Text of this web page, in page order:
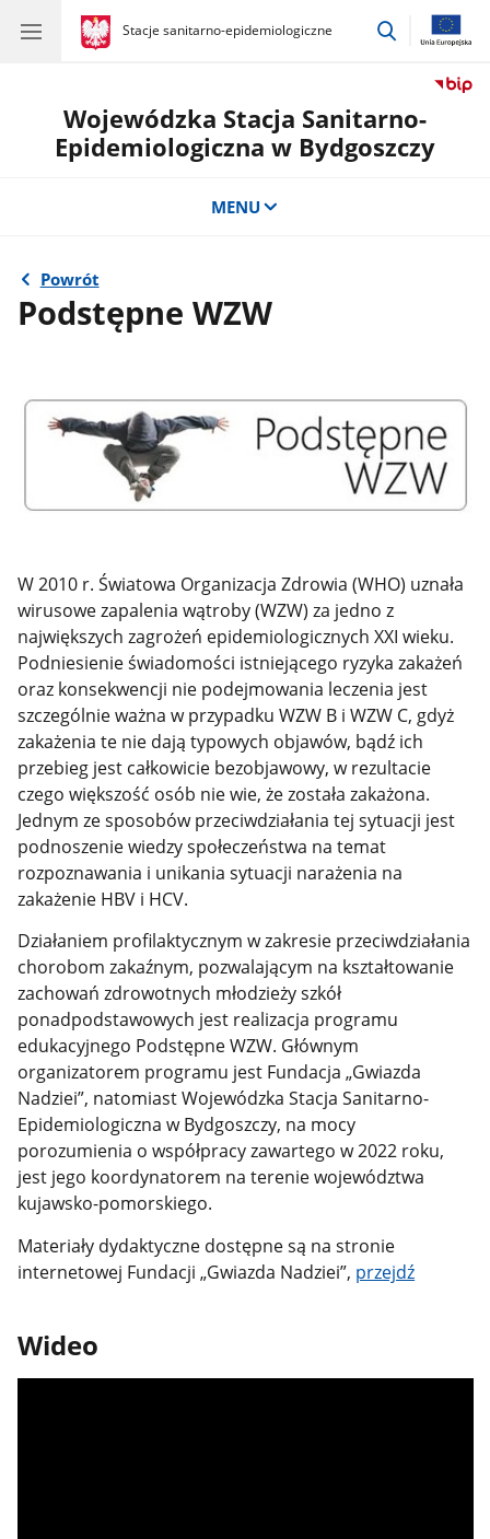
gov.pl
Stacje sanitarno-epidemiologiczne
gov.pl
Stacje
przejdź
Wojewódzka Stacja Sanitarno-
Epidemiologiczna w Bydgoszczy
MENU
Powrót
Podstępne WZW
W 2010 r. Światowa Organizacja Zdrowia (WHO) uznała
wirusowe zapalenia wątroby (WZW) za jedno z
największych zagrożeń epidemiologicznych XXI wieku.
Podniesienie świadomości istniejącego ryzyka zakażeń
oraz konsekwencji nie podejmowania leczenia jest
szczególnie ważna w przypadku WZW B i WZW C, gdyż
zakażenia te nie dają typowych objawów, bądź ich
przebieg jest całkowicie bezobjawowy, w rezultacie
czego większość osób nie wie, że została zakażona.
Jednym ze sposobów przeciwdziałania tej sytuacji jest
podnoszenie wiedzy społeczeństwa na temat
rozpoznawania i unikania sytuacji narażenia na
zakażenie HBV i HCV.
Działaniem profilaktycznym w zakresie przeciwdziałania
chorobom zakaźnym, pozwalającym na kształtowanie
zachowań zdrowotnych młodzieży szkół
ponadpodstawowych jest realizacja programu
edukacyjnego Podstępne WZW. Głównym
organizatorem programu jest Fundacja „Gwiazda
Nadziei”, natomiast Wojewódzka Stacja Sanitarno-
Epidemiologiczna w Bydgoszczy, na mocy
porozumienia o współpracy zawartego w 2022 roku,
jest jego koordynatorem na terenie województwa
kujawsko-pomorskiego.
Materiały dydaktyczne dostępne są na stronie
internetowej Fundacji „Gwiazda Nadziei”, przejdź
Wideo